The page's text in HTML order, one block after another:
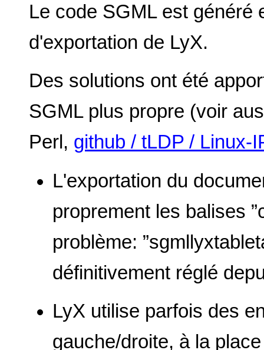
Le code SGML est généré
d'exportation de LyX.
Des solutions ont été
SGML plus propre (voir
Perl, github / tLDP / Linux-
L'exportation du
proprement les balises
problème:
définitivement réglé
LyX utilise parfois des
gauche/droite, à la